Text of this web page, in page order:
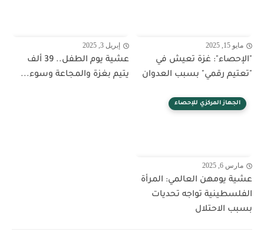
مايو 15, 2025
"الإحصاء": غزة تعيش في
"تعتيم رقمي" بسبب العدوان
إبريل 3, 2025
عشية يوم الطفل.. 39 ألف
يتيم بغزة والمجاعة وسوء...
الجهاز المركزي للإحصاء
مارس 6, 2025
عشية يومهن العالمي: المرأة
الفلسطينية تواجه تحديات
بسبب الاحتلال